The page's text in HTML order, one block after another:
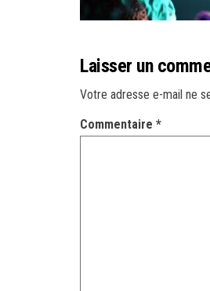
Laisser un
Votre adresse e-mail ne
Commentaire *